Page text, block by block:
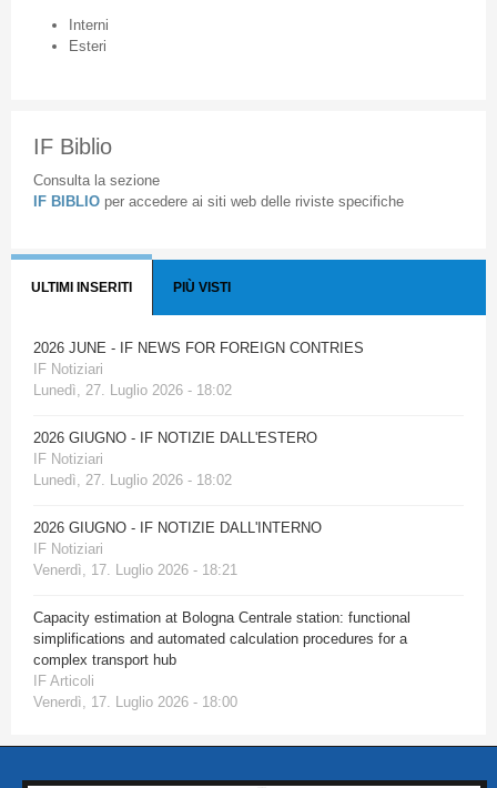
Interni
Esteri
IF Biblio
Consulta la sezione
IF BIBLIO per accedere ai siti web delle riviste specifiche
ULTIMI INSERITI PIÙ VISTI
2026 JUNE - IF NEWS FOR FOREIGN CONTRIES
IF Notiziari
Lunedì, 27. Luglio 2026 - 18:02
2026 GIUGNO - IF NOTIZIE DALL'ESTERO
IF Notiziari
Lunedì, 27. Luglio 2026 - 18:02
2026 GIUGNO - IF NOTIZIE DALL'INTERNO
IF Notiziari
Venerdì, 17. Luglio 2026 - 18:21
Capacity estimation at Bologna Centrale station: functional
simplifications and automated calculation procedures for a
complex transport hub
IF Articoli
Venerdì, 17. Luglio 2026 - 18:00